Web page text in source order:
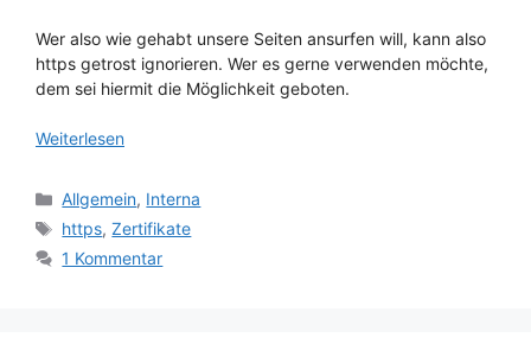
Wer also wie gehabt unsere Seiten ansurfen will, kann also
https getrost ignorieren. Wer es gerne verwenden möchte,
dem sei hiermit die Möglichkeit geboten.
Weiterlesen
Kategorien
Allgemein, Interna
Schlagwörter
https,Zertifikate
1 Kommentar